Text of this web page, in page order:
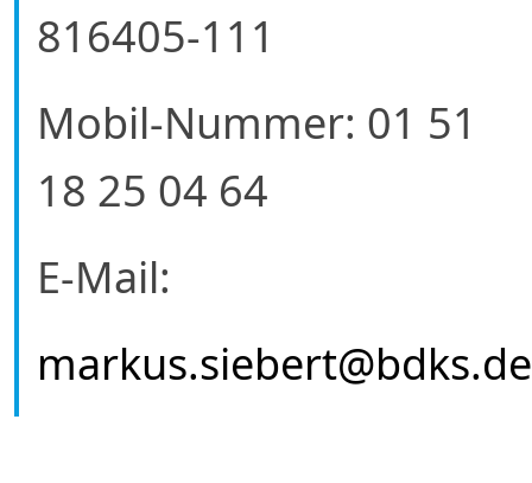
816405-111
Mobil-Nummer: 01 51
18 25 04 64
E-Mail:
markus.siebert@bdks.de